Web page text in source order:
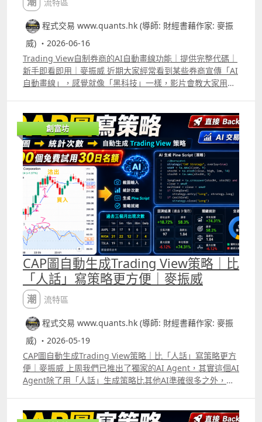
程式交易 www.quants.hk (導師: 財經書藉作家: 麥振
威) ・2026-06-16
Trading View自制券商的AI自動畫線功能｜提供完整代碼｜
新手即看即用｜麥振威 近期大家經常看到某些券商宣傳「AI
自動畫線」，感覺就像「黑科技」一樣，影片會教大家用
成。 完整代碼已放在留言區，大家可直接copy到Trading
View的pine editor便能使用，若配合real time data，就能
做到券商AI 自動畫線的功能，而且可以自行加其他的條件來
更改畫線準則。
創富坊
CAP圖自動生成Trading View策略｜比
「人話」寫策略更方便｜麥振威
潮流特區
程式交易 www.quants.hk (導師: 財經書藉作家: 麥振
威) ・2026-05-19
CAP圖自動生成Trading View策略｜比「人話」寫策略更方
便｜麥振威 上周我們已推出了獨家的AI Agent，其實這個AI
Agent除了用「人話」生成策略比其他AI準確很多之外，更
置，給我們的AI Agent就能生成Trading View策略代碼。